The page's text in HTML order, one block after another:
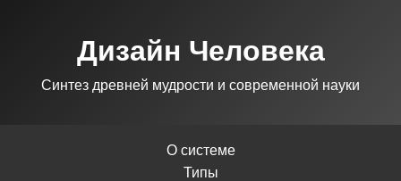
Дизайн Человека
Синтез древней мудрости и современной науки
О системе
Типы